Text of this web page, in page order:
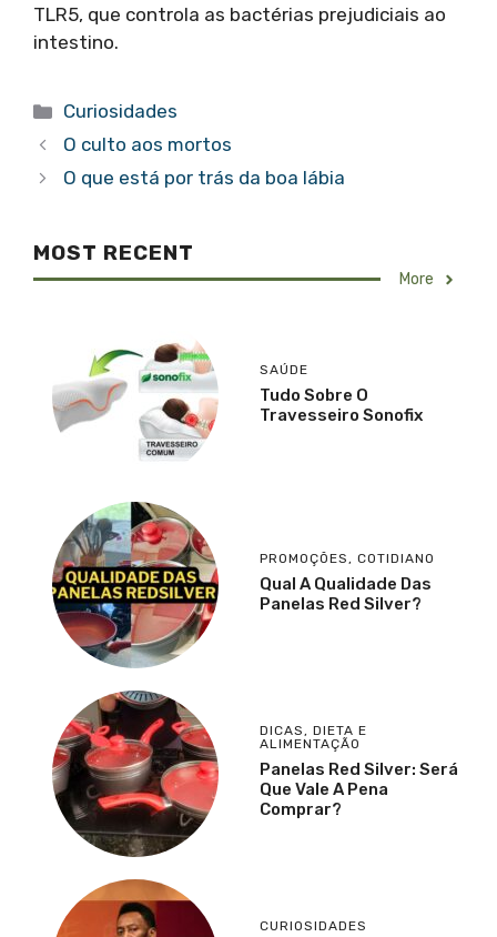
TLR5, que controla as bactérias prejudiciais ao
intestino.
Categorias
Curiosidades
O culto aos mortos
O que está por trás da boa lábia
MOST RECENT
More
SAÚDE
Tudo Sobre O
Travesseiro Sonofix
PROMOÇÕES, COTIDIANO
Qual A Qualidade Das
Panelas Red Silver?
DICAS, DIETA E
ALIMENTAÇÃO
Panelas Red Silver: Será
Que Vale A Pena
Comprar?
CURIOSIDADES